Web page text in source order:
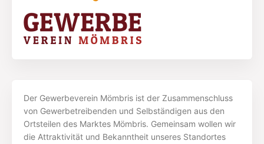
Der Gewerbeverein Mömbris ist der Zusammenschluss
von Gewerbetreibenden und Selbständigen aus den
Ortsteilen des Marktes Mömbris. Gemeinsam wollen wir
die Attraktivität und Bekanntheit unseres Standortes